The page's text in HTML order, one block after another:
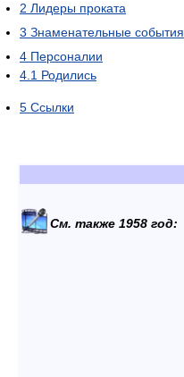
2 Лидеры проката
3 Знаменательные события
4 Персоналии
4.1 Родились
5 Ссылки
См. также 1958 год: